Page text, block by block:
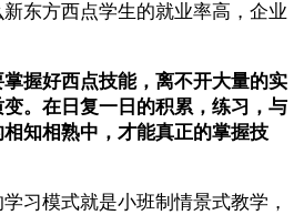
东方西点学生的就业率高，企业
握好西点技能，离不开大量的实
。在日复一日的积累，练习，与
知相熟中，才能真正的掌握技
习模式就是小班制情景式教学，